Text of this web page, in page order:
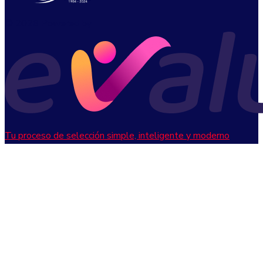
Tu proceso de selección simple, inteligente y moderno